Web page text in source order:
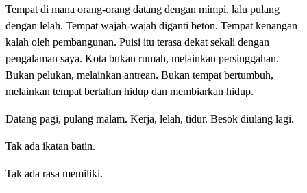
Tempat di mana orang-orang datang dengan mimpi, lalu pulang
dengan lelah. Tempat wajah-wajah diganti beton. Tempat kenangan
kalah oleh pembangunan. Puisi itu terasa dekat sekali dengan
pengalaman saya. Kota bukan rumah, melainkan persinggahan.
Bukan pelukan, melainkan antrean. Bukan tempat bertumbuh,
melainkan tempat bertahan hidup dan membiarkan hidup.
Datang pagi, pulang malam. Kerja, lelah, tidur. Besok diulang lagi.
Tak ada ikatan batin.
Tak ada rasa memiliki.